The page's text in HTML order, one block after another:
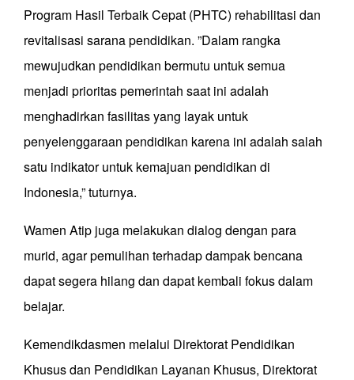
Program Hasil Terbaik Cepat (PHTC) rehabilitasi dan
revitalisasi sarana pendidikan. ”Dalam rangka
mewujudkan pendidikan bermutu untuk semua
menjadi prioritas pemerintah saat ini adalah
menghadirkan fasilitas yang layak untuk
penyelenggaraan pendidikan karena ini adalah salah
satu indikator untuk kemajuan pendidikan di
Indonesia,” tuturnya.
Wamen Atip juga melakukan dialog dengan para
murid, agar pemulihan terhadap dampak bencana
dapat segera hilang dan dapat kembali fokus dalam
belajar.
Kemendikdasmen melalui Direktorat Pendidikan
Khusus dan Pendidikan Layanan Khusus, Direktorat